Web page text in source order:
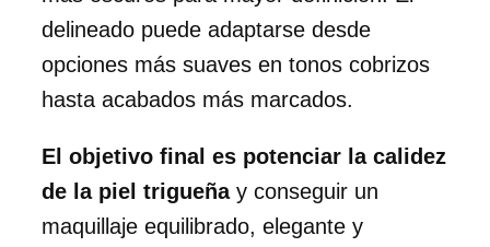
delineado puede adaptarse desde
opciones más suaves en tonos cobrizos
hasta acabados más marcados.
El objetivo final es potenciar la calidez
de la piel trigueñay conseguir un
maquillaje equilibrado, elegante y